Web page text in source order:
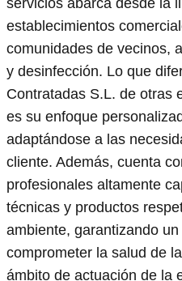
servicios abarca desde la
establecimientos
comunidades de vecinos,
y desinfección. Lo que
Contratadas S.L. de otras
es su enfoque
adaptándose a las
cliente. Además, cuenta
profesionales altamente
técnicas y productos
ambiente, garantizando
comprometer la salud de
ámbito de actuación de la